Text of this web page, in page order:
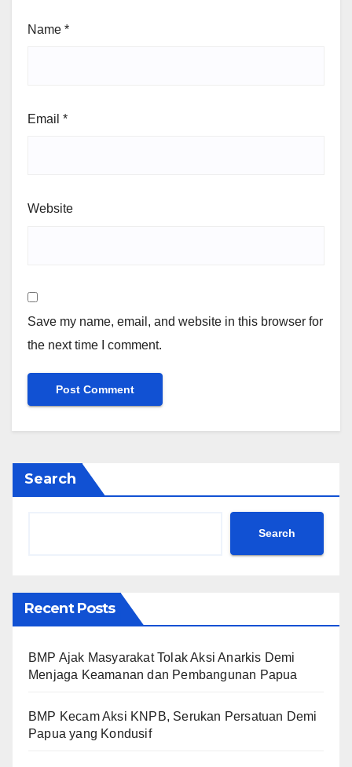
Name *
Email *
Website
Save my name, email, and website in this browser for
the next time I comment.
Search
Search
Recent Posts
BMP Ajak Masyarakat Tolak Aksi Anarkis Demi
Menjaga Keamanan dan Pembangunan Papua
BMP Kecam Aksi KNPB, Serukan Persatuan Demi
Papua yang Kondusif